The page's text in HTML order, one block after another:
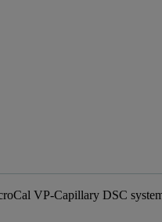
VP-Capillary DSC